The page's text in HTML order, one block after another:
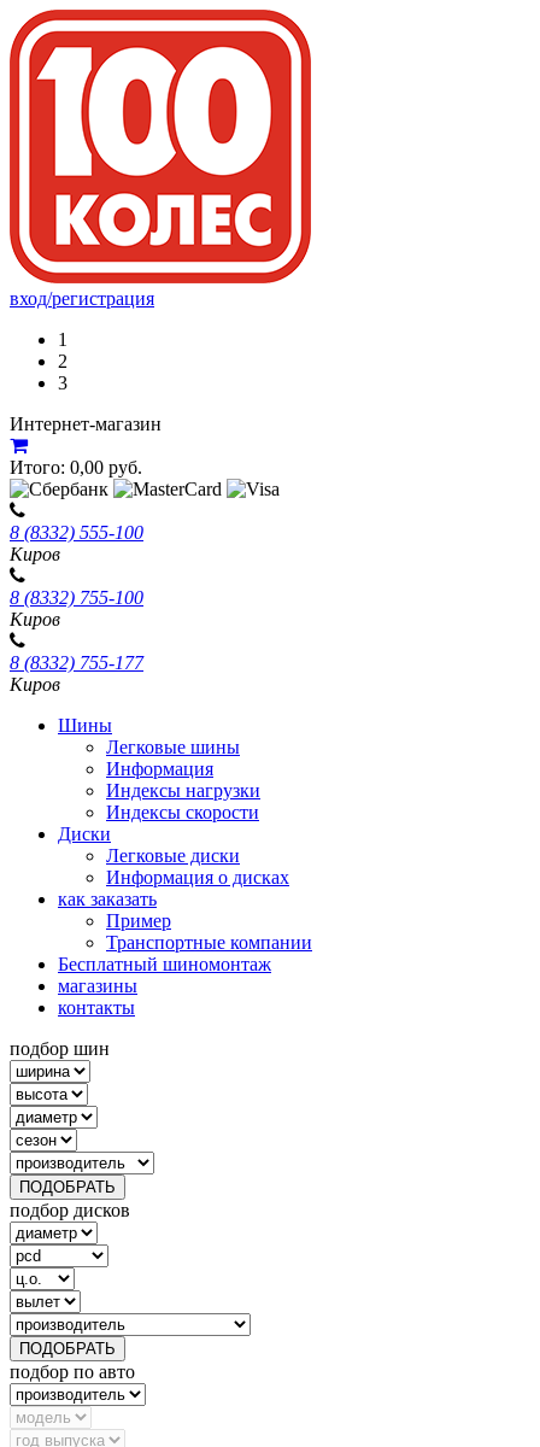
вход/регистрация
1
2
3
Интернет-магазин
Итого: 0,00 руб.
8 (8332) 555-100
Киров
8 (8332) 755-100
Киров
8 (8332) 755-177
Киров
Шины
Легковые шины
Информация
Индексы нагрузки
Индексы скорости
Диски
Легковые диски
Информация о дисках
как заказать
Пример
Транспортные компании
Бесплатный шиномонтаж
магазины
контакты
подбор шин
ПОДОБРАТЬ
подбор дисков
ПОДОБРАТЬ
подбор по авто